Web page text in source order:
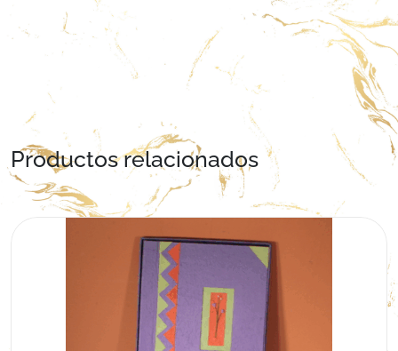
Productos relacionados